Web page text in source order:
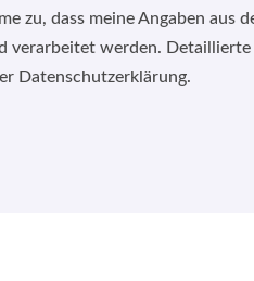
zu, dass meine Angaben
verarbeitet werden.
Datenschutzerklärung.